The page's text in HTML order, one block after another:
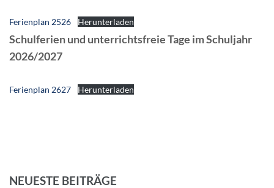
Ferienplan 2526 Herunterladen
Schulferien und unterrichtsfreie Tage im Schuljahr
2026/2027
Ferienplan 2627 Herunterladen
NEUESTE BEITRÄGE